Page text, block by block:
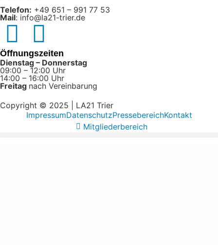
Telefon: +49 651 – 991 77 53
Mail: info@la21-trier.de
Öffnungszeiten
Dienstag – Donnerstag
09:00 – 12:00 Uhr
14:00 – 16:00 Uhr
Freitag nach Vereinbarung
Copyright © 2025 | LA21 Trier
ImpressumDatenschutzPressebereichKontakt
Mitgliederbereich